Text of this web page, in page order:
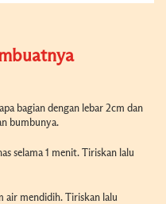
bagian dengan lebar 2cm dan
bumbunya.
selama 1 menit. Tiriskan lalu
air mendidih. Tiriskan lalu